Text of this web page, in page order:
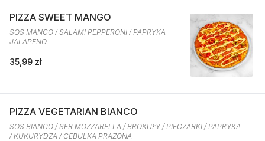
PIZZA SWEET MANGO
SOS MANGO / SALAMI PEPPERONI / PAPRYKA
JALAPENO
35,99 zł
PIZZA VEGETARIAN BIANCO
SOS BIANCO / SER MOZZARELLA / BROKUŁY / PIECZARKI / PAPRYKA
/ KUKURYDZA / CEBULKA PRAŻONA